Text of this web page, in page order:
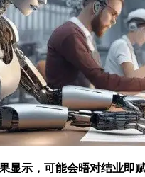
示，可能会晤对结业即